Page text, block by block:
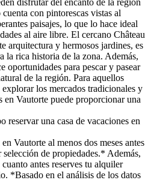
con pintorescas vistas al
paisajes, lo que lo hace ideal
al aire libre. El cercano Château
arquitectura y hermosos jardines, es
la rica historia de la zona. Además,
oportunidades para pescar y pasear
de la región. Para aquellos
los mercados tradicionales y
en Vautorte puede proporcionar una
reservar una casa de vacaciones en
Vautorte al menos dos meses antes
de propiedades.* Además,
antes reserves tu alquiler
*Basado en el análisis de los datos